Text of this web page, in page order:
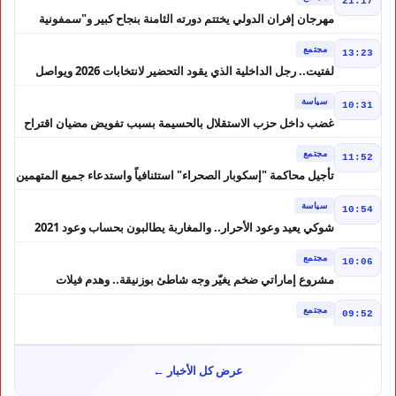
مهرجان إفران الدولي يختتم دورته الثامنة بنجاح كبير و"سمفونية
13:23 مجتمع
لفتيت.. رجل الداخلية الذي يقود التحضير لانتخابات 2026 ويواصل
10:31 سياسة
غضب داخل حزب الاستقلال بالحسيمة بسبب تفويض مضيان اقتراح
11:52 مجتمع
تأجيل محاكمة "إسكوبار الصحراء" استئنافياً واستدعاء جميع المتهمين
10:54 سياسة
شوكي يعيد وعود الأحرار.. والمغاربة يطالبون بحساب وعود 2021
10:06 مجتمع
مشروع إماراتي ضخم يغيّر وجه شاطئ بوزنيقة.. وهدم فيلات
09:52 مجتمع
الضحايا
عرض كل الأخبار ←